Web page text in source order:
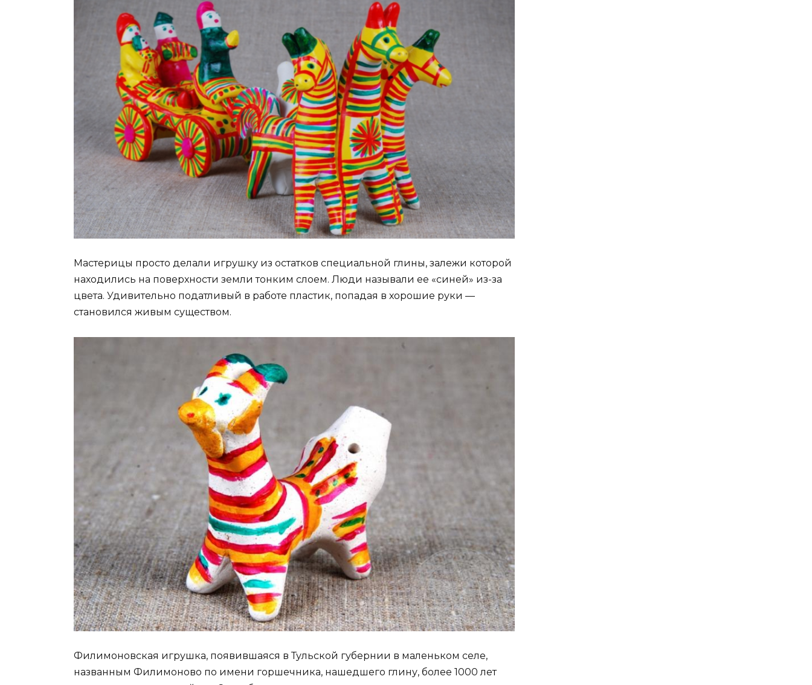
Мастерицы просто делали игрушку из остатков специальной глины, залежи которой
находились на поверхности земли тонким слоем. Люди называли ее «синей» из-за
цвета. Удивительно податливый в работе пластик, попадая в хорошие руки —
становился живым существом.
Филимоновская игрушка, появившаяся в Тульской губернии в маленьком селе,
названным Филимоново по имени горшечника, нашедшего глину, более 1000 лет